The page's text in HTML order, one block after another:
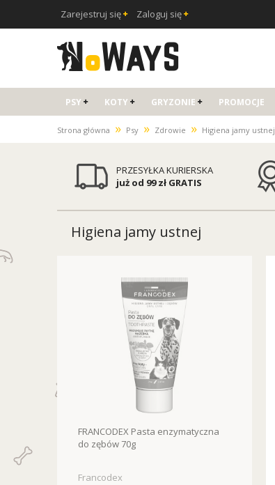
Zarejestruj się Zaloguj się
PSY KOTY GRYZONIE PROMOCJE
Strona główna » Psy » Zdrowie » Higiena jamy ustnej
PRZESYŁKA KURIERSKA
już od 99 zł GRATIS
Higiena jamy ustnej
FRANCODEX Pasta enzymatyczna
do zębów 70g
Francodex